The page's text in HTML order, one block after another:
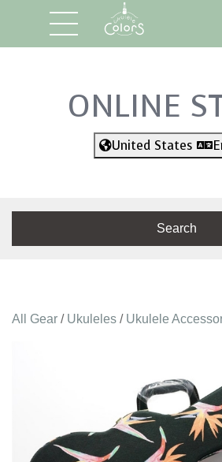
ONLINE
United States
Search
All Gear / Ukuleles / Ukulele